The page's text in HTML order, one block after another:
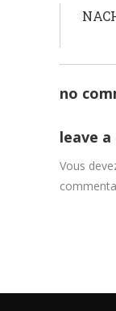
no
leave
Vous